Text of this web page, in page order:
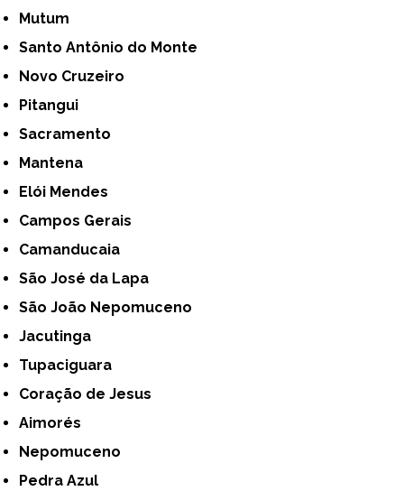
Mutum
Santo Antônio do Monte
Novo Cruzeiro
Pitangui
Sacramento
Mantena
Elói Mendes
Campos Gerais
Camanducaia
São José da Lapa
São João Nepomuceno
Jacutinga
Tupaciguara
Coração de Jesus
Aimorés
Nepomuceno
Pedra Azul